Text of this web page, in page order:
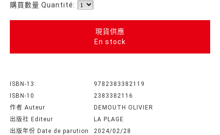
購買數量 Quantité:
現貨供應
En stock
ISBN-13:
9782383382119
ISBN-10
2383382116
作者 Auteur
DEMOUTH OLIVIER
出版社 Editeur
LA PLAGE
出版年份 Date de parution
2024/02/28